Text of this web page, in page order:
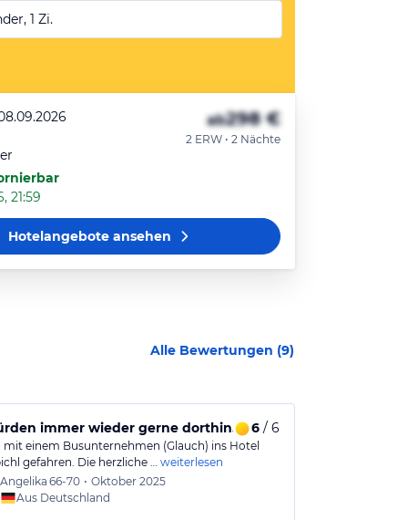
1 Zi.
21:59
ab298 €
2 ERW • 2 Nächte
Hotelangeboteansehen
Alle Bewertungen (9)
immer wieder gerne dorthin. 6/ 6
mit einem Busunternehmen (Glauch) ins Hotel
gefahren. Die herzliche … weiterlesen
Angelika 66-70 • Oktober 2025
Aus Deutschland